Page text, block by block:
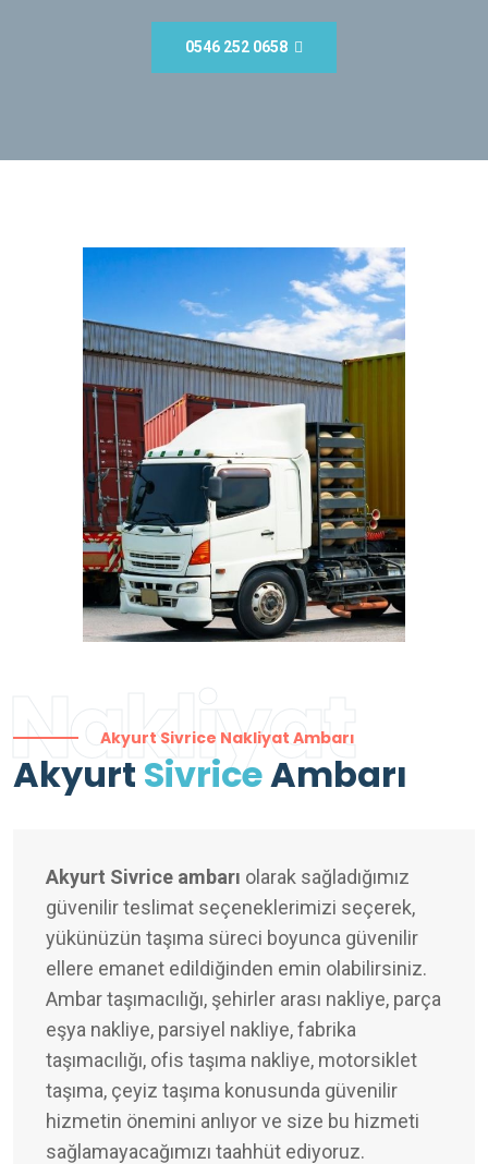
0546 252 0658
Nakliyat
Akyurt Sivrice Nakliyat Ambarı
Akyurt SivriceAmbarı
Akyurt Sivrice ambarı olarak sağladığımız
güvenilir teslimat seçeneklerimizi seçerek,
yükünüzün taşıma süreci boyunca güvenilir
ellere emanet edildiğinden emin olabilirsiniz.
Ambar taşımacılığı, şehirler arası nakliye, parça
eşya nakliye, parsiyel nakliye, fabrika
taşımacılığı, ofis taşıma nakliye, motorsiklet
taşıma, çeyiz taşıma konusunda güvenilir
hizmetin önemini anlıyor ve size bu hizmeti
sağlamayacağımızı taahhüt ediyoruz.